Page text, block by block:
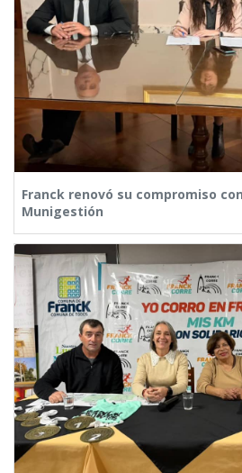
Franck renovó su compromiso
Munigestión